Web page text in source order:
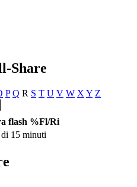
Share
P Q R S T U V W X Y Z
flash %Fl/Ri
15 minuti